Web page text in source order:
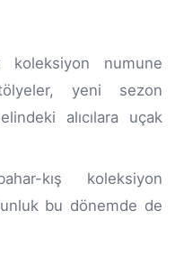
koleksiyon numune
yeni sezon
alıcılara uçak
kış koleksiyon
bu dönemde de